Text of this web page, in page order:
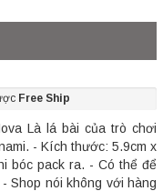
Free Ship
Là lá bài của trò chơi
- Kích thước: 5.9cm x
bóc pack ra. - Có thể để
Shop nói không với hàng